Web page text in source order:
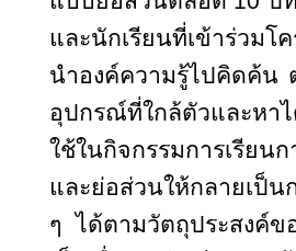
และนักเรียนที่เข้าร่วมโ
นำองค์ความรู้ไปคิดค้น
อุปกรณ์ที่ใกล้ตัวและหา
ใช้ในกิจกรรมการเรีย
และย่อส่วนให้กลายเป็น
ๆ ได้ตามวัตถุประสงค์ข